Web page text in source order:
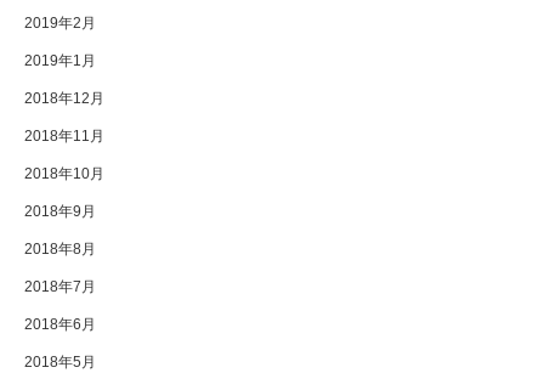
2019年2月
2019年1月
2018年12月
2018年11月
2018年10月
2018年9月
2018年8月
2018年7月
2018年6月
2018年5月